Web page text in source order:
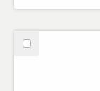
Välj